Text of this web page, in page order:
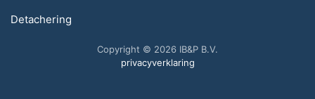
Detachering
Copyright © 2026 IB&P B.V.
privacyverklaring